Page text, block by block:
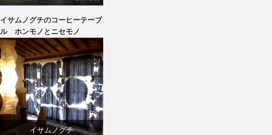
イサムノグチ
テーブル
イサムノグチのコーヒーテーブ
ル ホンモノとニセモノ
イサムノグチ